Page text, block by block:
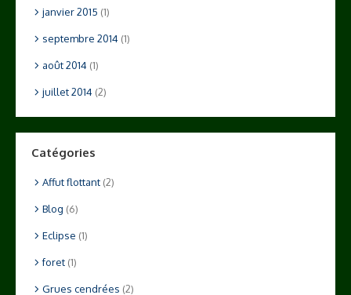
janvier 2015 (1)
septembre 2014 (1)
août 2014 (1)
juillet 2014 (2)
Catégories
Affut flottant (2)
Blog (6)
Eclipse (1)
foret (1)
Grues cendrées (2)